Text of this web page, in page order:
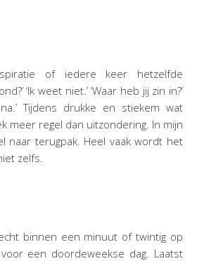
of iedere keer hetzelfde
‘Ik weet niet.’ ‘Waar heb jij zin in?’
Tijdens drukke en stiekem wat
meer regel dan uitzondering. In mijn
naar terugpak. Heel vaak wordt het
zelfs.
binnen een minuut of twintig op
een doordeweekse dag. Laatst